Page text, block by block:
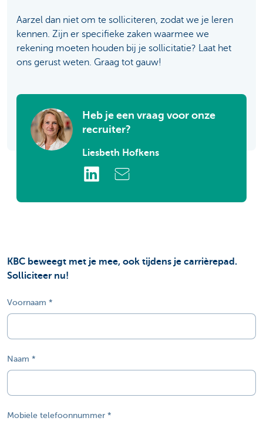
Aarzel dan niet om te solliciteren, zodat we je leren
kennen. Zijn er specifieke zaken waarmee we
rekening moeten houden bij je sollicitatie? Laat het
ons gerust weten. Graag tot gauw!
Heb je een vraag voor onze
recruiter?
Liesbeth Hofkens
KBC beweegt met je mee, ook tijdens je carrièrepad.
Solliciteer nu!
Voornaam
Naam
Mobiele telefoonnummer